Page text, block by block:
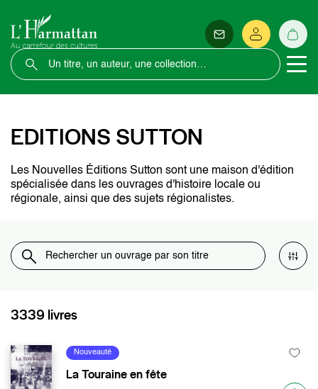
EDITIONS SUTTON
Les Nouvelles Éditions Sutton sont une maison d'édition
spécialisée dans les ouvrages d'histoire locale ou
régionale, ainsi que des sujets régionalistes.
3339 livres
Nouveauté
La Touraine en fête